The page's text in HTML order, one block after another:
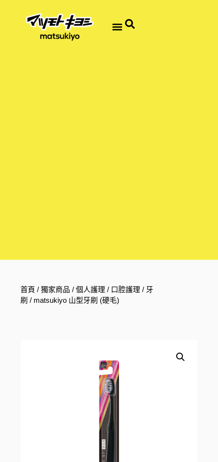
首頁 /獨家商品 /個人護理 / 口腔護理 / 牙
刷 / matsukiyo 山型牙刷 (硬毛)